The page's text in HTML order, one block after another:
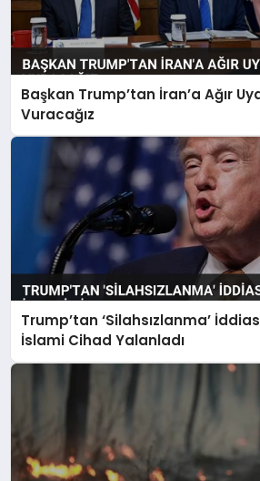
Başkan Trump’tan İran’a Ağır
Vuracağız
Trump’tan ‘Silahsızlanma’
İslami Cihad Yalanladı